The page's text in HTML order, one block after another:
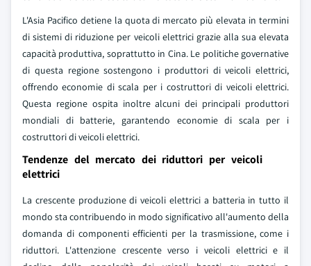
L'Asia Pacifico detiene la quota di mercato più elevata in termini
di sistemi di riduzione per veicoli elettrici grazie alla sua elevata
capacità produttiva, soprattutto in Cina. Le politiche governative
di questa regione sostengono i produttori di veicoli elettrici,
offrendo economie di scala per i costruttori di veicoli elettrici.
Questa regione ospita inoltre alcuni dei principali produttori
mondiali di batterie, garantendo economie di scala per i
costruttori di veicoli elettrici.
Tendenze del mercato dei riduttori per veicoli
elettrici
La crescente produzione di veicoli elettrici a batteria in tutto il
mondo sta contribuendo in modo significativo all'aumento della
domanda di componenti efficienti per la trasmissione, come i
riduttori. L'attenzione crescente verso i veicoli elettrici e il